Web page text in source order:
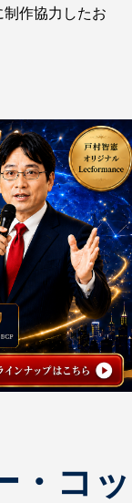
作協力したお
・コッ